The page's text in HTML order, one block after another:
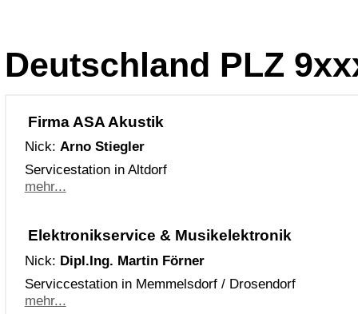
Deutschland PLZ
Firma ASA Akustik
Nick: Arno Stiegler
Servicestation in Altdorf
mehr...
Elektronikservice & Musikelektronik
Nick: Dipl.Ing. Martin Förner
Serviccestation in Memmelsdorf / Drosendorf
mehr...